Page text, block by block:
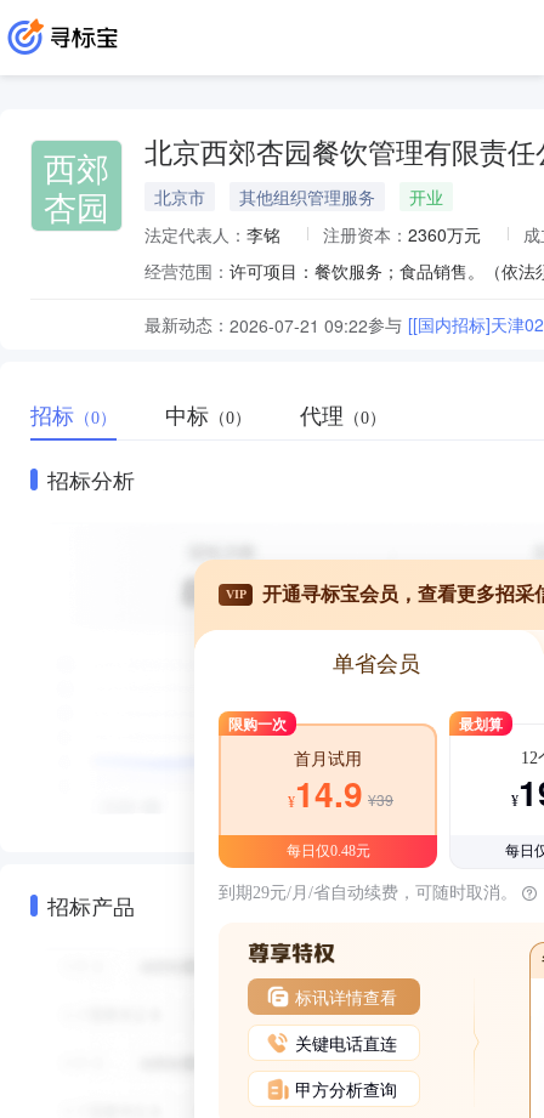
西郊
杏园
北京西郊杏园餐饮管理有限责任
北京市 其他组织管理服务
开业
法定代表人： 李铭 注册资本： 2360万元
经营范围：
最新动态： 2026-07-21 09:22参与 [[国内招标]天津
招标 （0） 中标 （0） 代理 （0）
招标分析
招标产品
VIP 开通寻标宝会员，查看更多招采
单省会员
限购一次
首月试用
¥14.9 ¥39
每日仅0.48元
最划算
12
¥
每日
到期29元/月/省自动续费，可随时取消。
标讯详情查看
关键电话直连
甲方分析查询